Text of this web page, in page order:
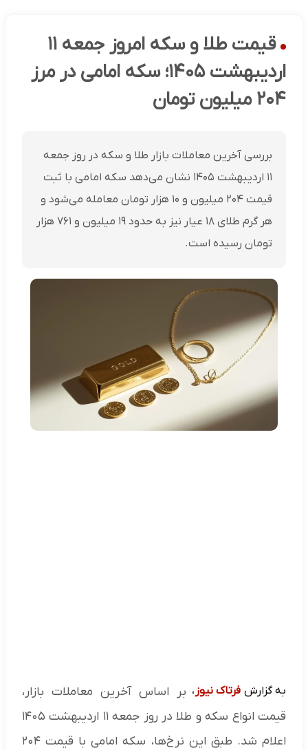
قیمت طلا و سکه امروز جمعه ۱۱
اردیبهشت ۱۴۰۵؛ سکه امامی در مرز
۲۰۴ میلیون تومان
بررسی آخرین معاملات بازار طلا و سکه در روز جمعه
۱۱ اردیبهشت ۱۴۰۵ نشان می‌دهد سکه امامی با ثبت
قیمت ۲۰۴ میلیون و ۱۰ هزار تومان معامله می‌شود و
هر گرم طلای ۱۸ عیار نیز به حدود ۱۹ میلیون و ۷۶۱ هزار
تومان رسیده است.
به گزارش فرتاک نیوز ، بر اساس آخرین معاملات بازار،
قیمت انواع سکه و طلا در روز جمعه ۱۱ اردیبهشت ۱۴۰۵
اعلام شد. طبق این نرخ‌ها، سکه امامی با قیمت ۲۰۴